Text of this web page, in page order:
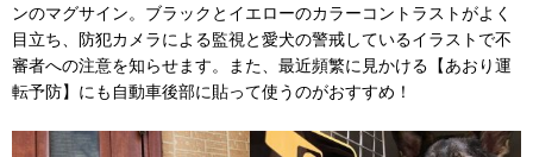
ンのマグサイン。ブラックとイエローのカラーコントラストがよく
目立ち、防犯カメラによる監視と愛犬の警戒しているイラストで不
審者への注意を知らせます。また、最近頻繁に見かける【あおり運
転予防】にも自動車後部に貼って使うのがおすすめ！